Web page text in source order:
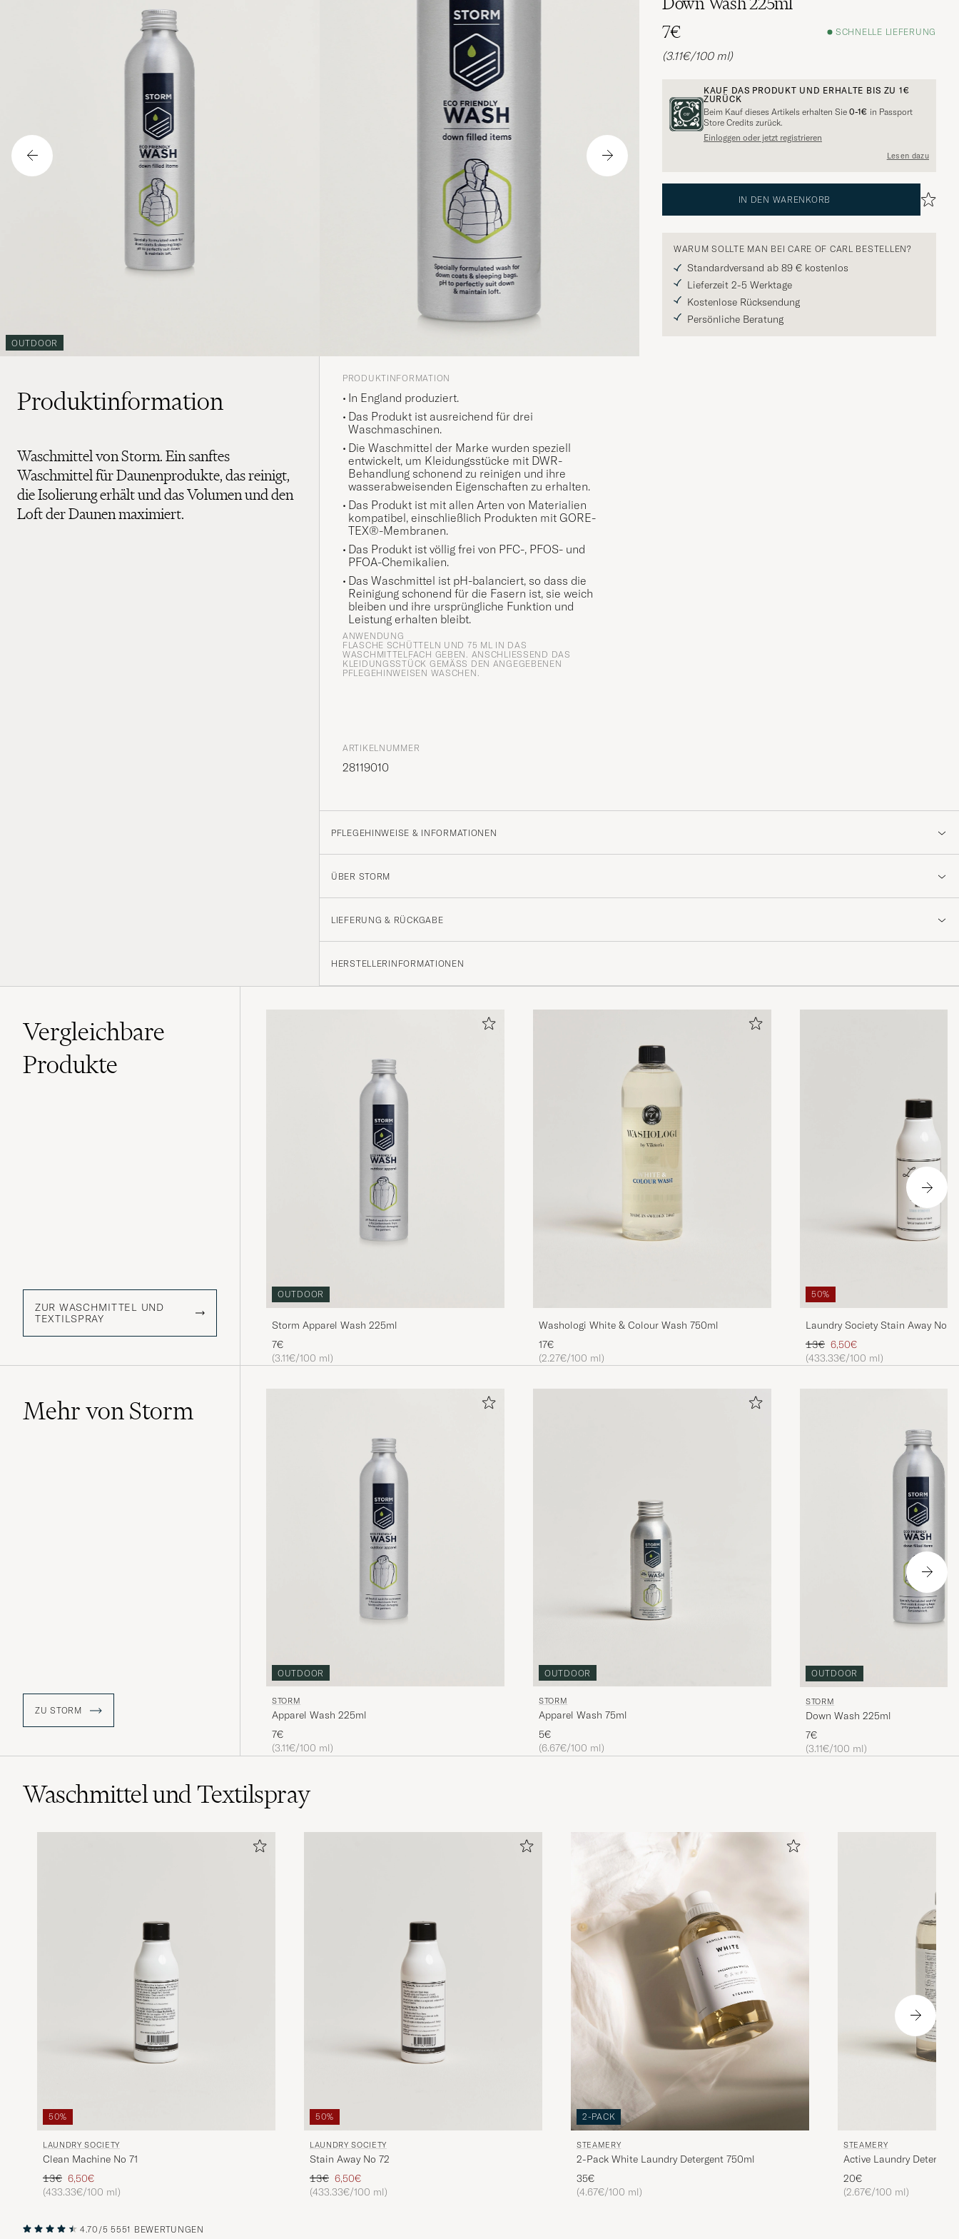
OUTDOOR
Weitere Alternativen?
VERGLEICHBARE MODELLE ANSEHEN
7€
SCHNELLE LIEFERUNG
(3.11€/100 ml)
KAUF DAS PRODUKT UND ERHALTE BIS ZU 1€
ZURÜCK
Beim Kauf dieses Artikels erhalten Sie 0-1€ in Passport
Store Credits zurück.
Einloggen oder jetzt registrieren
Lesen dazu
IN DEN WARENKORB
WARUM SOLLTE MAN BEI CARE OF CARL BESTELLEN?
Standardversand ab 89 € kostenlos
Lieferzeit 2-5 Werktage
Kostenlose Rücksendung
Persönliche Beratung
Produktinformation
Waschmittel von Storm. Ein sanftes
Waschmittel für Daunenprodukte, das reinigt,
die Isolierung erhält und das Volumen und den
Loft der Daunen maximiert.
PRODUKTINFORMATION
In England produziert.
Das Produkt ist ausreichend für drei
Waschmaschinen.
Die Waschmittel der Marke wurden speziell
entwickelt, um Kleidungsstücke mit DWR-
Behandlung schonend zu reinigen und ihre
wasserabweisenden Eigenschaften zu erhalten.
Das Produkt ist mit allen Arten von Materialien
kompatibel, einschließlich Produkten mit GORE-
TEX®-Membranen.
Das Produkt ist völlig frei von PFC-, PFOS- und
PFOA-Chemikalien.
Das Waschmittel ist pH-balanciert, so dass die
Reinigung schonend für die Fasern ist, sie weich
bleiben und ihre ursprüngliche Funktion und
Leistung erhalten bleibt.
ANWENDUNG
FLASCHE SCHÜTTELN UND 75 ML IN DAS
WASCHMITTELFACH GEBEN. ANSCHLIESSEND DAS K
LEIDUNGSSTÜCK GEMÄSS DEN ANGEGEBENEN PF
LEGEHINWEISEN WASCHEN.
ARTIKELNUMMER
28119010
PFLEGEHINWEISE & INFORMATIONEN
ÜBER STORM
LIEFERUNG & RÜCKGABE
HERSTELLERINFORMATIONEN
Vergleichbare
Produkte
ZUR WASCHMITTEL UND
TEXTILSPRAY
OUTDOOR
Storm Apparel Wash 225ml
7€
(3.11€/100 ml)
Washologi White & Colour Wash 750ml
17€
(2.27€/100 ml)
50%
Laundry Society Stain Away No
Regulärer Preis
13€ Reduzierter Preis
6,50€
(433.33€/100 ml)
Mehr von Storm
ZU STORM
OUTDOOR
STORM
Apparel Wash 225ml
7€
(3.11€/100 ml)
OUTDOOR
STORM
Apparel Wash 75ml
5€
(6.67€/100 ml)
OUTDOOR
STORM
Down Wash 225ml
7€
(3.11€/100 ml)
Waschmittel und Textilspray
50%
LAUNDRY SOCIETY
Clean Machine No 71
Regulärer Preis
13€ Reduzierter Preis
6,50€
(433.33€/100 ml)
50%
LAUNDRY SOCIETY
Stain Away No 72
Regulärer Preis
13€ Reduzierter Preis
6,50€
(433.33€/100 ml)
2-PACK
STEAMERY
2-Pack White Laundry Detergent 750ml
35€
(4.67€/100 ml)
STEAMERY
Active Laundry
20€
(2.67€/100 ml)
4.70/5 5551 BEWERTUNGEN